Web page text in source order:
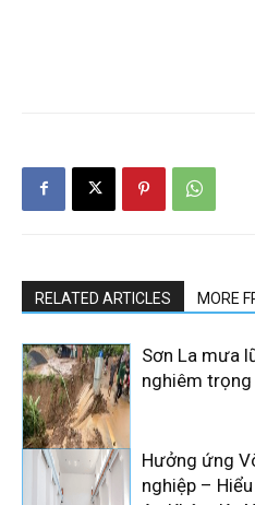
SÁU
RELATED ARTICLES MORE
Sơn La mưa
nghiêm trọng
Hưởng ứng
nghiệp – Hiểu